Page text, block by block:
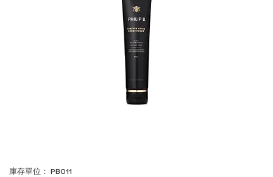
庫存單位： PB011